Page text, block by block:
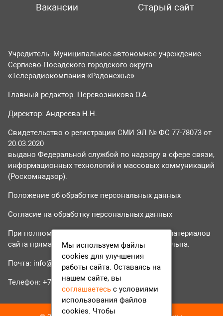
Вакансии
Старый сайт
Учредитель: Муниципальное автономное учреждение
Сергиево-Посадского городского округа
«Телерадиокомпания «Радонежье».
Главный редактор: Перевозникова О.А.
Директор: Андреева Н.Н.
Свидетельство о регистрации СМИ ЭЛ № ФС 77-78073 от
20.03.2020
выдано Федеральной службой по надзору в сфере связи,
информационных технологий и массовых коммуникаций
(Роскомнадзор).
Положение об обработке персональных данных
Согласие на обработку персональных данных
При полном или частичном использовании материалов
сайта прямая гиперссылка на tvr24.tv обязательна.
Почта: info@tvr24.tv
Телефон: +7 (496) 551-04-95
Мы используем файлы
cookies для улучшения
работы сайта. Оставаясь на
нашем сайте, вы
соглашаетесь с условиями
использования файлов
cookies. Чтобы